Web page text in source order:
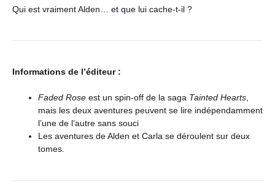
Qui est vraiment Alden… et que lui cache-t-il ?
Informations de l’éditeur :
Faded Rose est un spin-off de la saga Tainted Hearts
mais les deux aventures peuvent se lire indépendamment
l’une de l’autre sans souci
Les aventures de Alden et Carla se déroulent sur deux
tomes.